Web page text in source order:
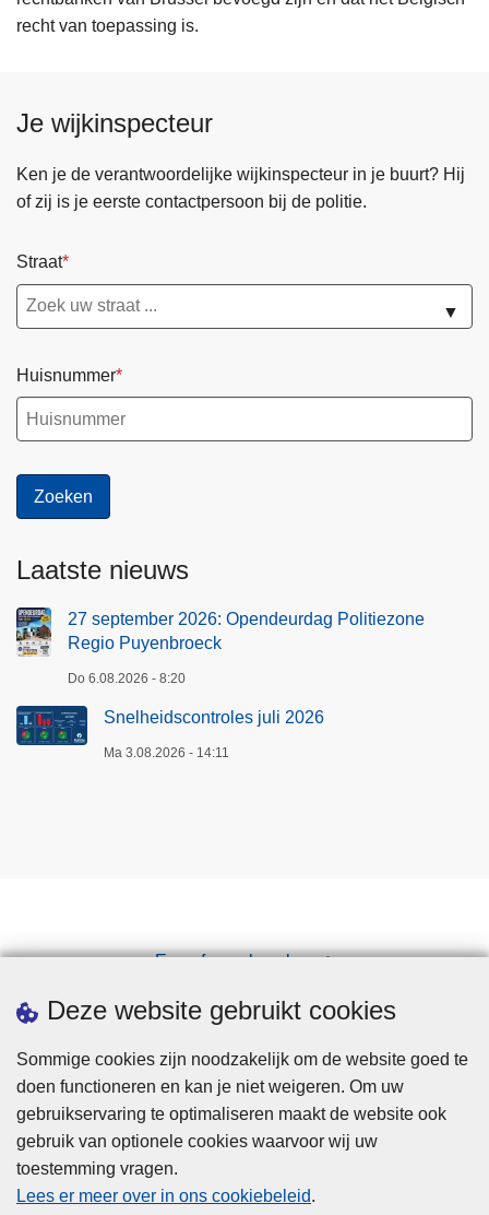
Deze website gebruikt cookies
Sommige cookies zijn noodzakelijk om de website goed te
doen functioneren en kan je niet weigeren. Om uw
gebruikservaring te optimaliseren maakt de website ook
gebruik van optionele cookies waarvoor wij uw
toestemming vragen.
Lees er meer over in ons cookiebeleid.
recht van toepassing is.
Je wijkinspecteur
Ken je de verantwoordelijke wijkinspecteur in je buurt? Hij
of zij is je eerste contactpersoon bij de politie.
Straat
▼
Huisnummer
Laatste nieuws
27 september 2026: Opendeurdag Politiezone
Regio Puyenbroeck
Do 6.08.2026 - 8:20
Snelheidscontroles juli 2026
Ma 3.08.2026 - 14:11
Een afspraak maken
Downloads
Privacy